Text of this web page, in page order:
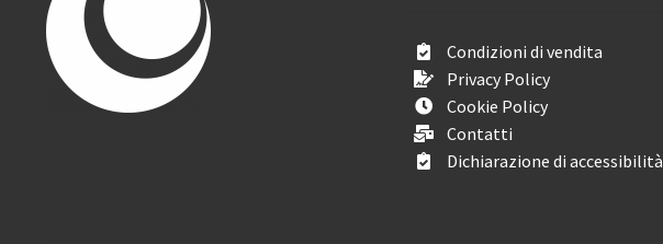
Condizioni di vendita
Privacy Policy
Cookie Policy
Contatti
Dichiarazione di accessibilità